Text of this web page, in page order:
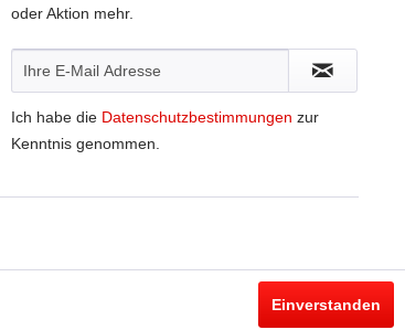
oder Aktion mehr.
Ich habe die Datenschutzbestimmungen zur
Kenntnis genommen.
Einverstanden